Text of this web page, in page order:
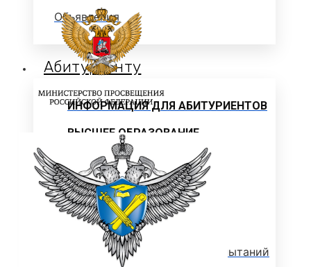
Объявления
Абитуриенту
ИНФОРМАЦИЯ ДЛЯ АБИТУРИЕНТОВ
ВЫСШЕЕ ОБРАЗОВАНИЕ
(БАКАЛАВРИАТ)
Перечень направлений и
вступительных испытаний
Стоимость обучения
Расписание вступительных испытаний